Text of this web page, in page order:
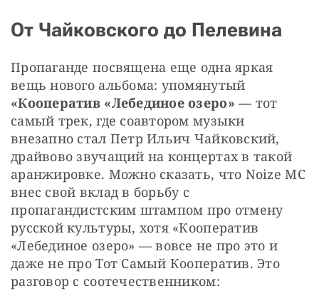
От Чайковского до Пелевина
Пропаганде посвящена еще одна яркая
«Кооператив «Лебединое озеро» — тот
самый трек, где соавтором музыки
внезапно стал Петр Ильич Чайковский,
драйвово звучащий на концертах в такой
аранжировке. Можно сказать, что Noize MC
внес свой вклад в борьбу с
пропагандистским штампом про отмену
русской культуры, хотя «Кооператив
«Лебединое озеро» — вовсе не про это и
даже не про Тот Самый Кооператив. Это
разговор с соотечественником: